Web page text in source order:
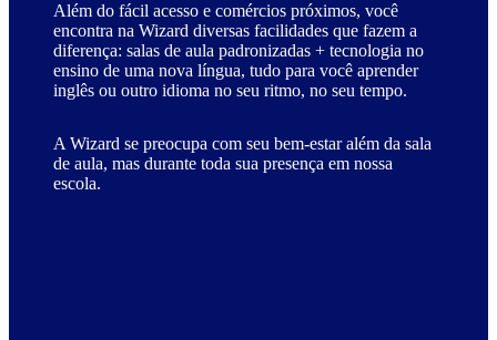
Além do fácil acesso e comércios próximos, você
encontra na Wizard diversas facilidades que fazem a
diferença: salas de aula padronizadas + tecnologia no
ensino de uma nova língua, tudo para você aprender
inglês ou outro idioma no seu ritmo, no seu tempo.
A Wizard se preocupa com seu bem-estar além da sala
de aula, mas durante toda sua presença em nossa
escola.